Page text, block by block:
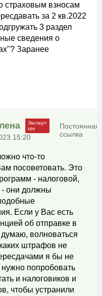
страховым взносам
за 2 кв.2022
3 раздел
сведения о
Заранее
15:20
Постоянная
ссылка
что-то
посоветовать. Это
- налоговой,
- они должны
Если у Вас есть
об отправке в
думаю, волноваться
штрафов не
я бы не
нужно попробовать
и налоговиков и
чтобы устранили